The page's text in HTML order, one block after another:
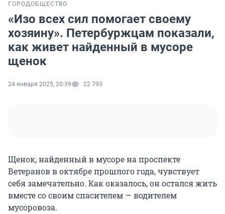
ГОРОДОБЩЕСТВО
«Изо всех сил помогает своему
хозяину». Петербуржцам показали,
как живет найденный в мусоре
щенок
24 января 2025, 20:39 22 793
Щенок, найденный в мусоре на проспекте
Ветеранов в октябре прошлого года, чувствует
себя замечательно. Как оказалось, он остался жить
вместе со своим спасителем — водителем
мусоровоза.